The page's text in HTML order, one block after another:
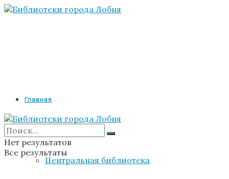
Главная
Библиотеки
Центральная библиотека
Нет результатов
Все результаты